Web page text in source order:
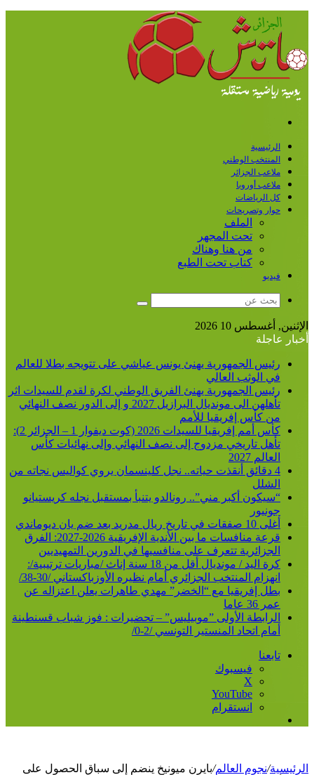
الرئيسية
المنتخب الوطني
ملاعب الجزائر
ملاعب أوروبا
كل الرياضات
حوار وتصريحات
الملف
تحت المجهر
من هنا وهناك
كتاب تحت الطبع
فيديو
بحث
الإثنين, أغسطس 10 2026
أخبار عاجلة
رئيس الجمهورية يهنئ يونس عياشي على تتويجه بطلا للعالم
في الوثب العالي
رئيس الجمهورية يهنئ الفريق الوطني لكرة لقدم للسيدات اثر
تأهلهن الى مونديال البرازيل 2027 و إلى الدور نصف النهائي
من كأس إفريقيا للأمم
كأس أمم إفريقيا للسيدات 2026 (كوت ديفوار 1 – الجزائر 2):
تأهل تاريخي مزدوج إلى نصف النهائي وإلى نهائيات كأس
العالم 2027
4 دقائق أنقذت حياته.. نجل كلينسمان يروي كواليس نجاته من
الشلل
“سيكون أكبر مني”.. رونالدو يتنبأ بمستقبل نجله كريستيانو
جونيور
أغلى 10 صفقات في تاريخ ريال مدريد بعد ضم يان ديوماندي
قرعة منافسات ما بين الأندية الإفريقية 2026-2027: الفرق
الجزائرية تتعرف على منافسيها في الدورين التمهيديين
كرة اليد / مونديال أقل من 18 سنة إناث /مباريات ترتيبية/:
انهزام المنتخب الجزائري أمام نظيره الأوزباكستاني /30-38/
بطل إفريقيا مع “الخضر” مهدي طاهرات يعلن اعتزاله عن
عمر 36 عاما
الرابطة الأولى ”موبيليس” – تحضيرات : فوز شباب قسنطينة
أمام اتحاد المنستير التونسي /2-0/
تابعنا
فيسبوك
‫X
‫YouTube
انستقرام
الرئيسية/نجوم العالم/بايرن ميونيخ ينضم إلى سباق الحصول على